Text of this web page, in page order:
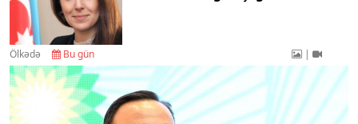
Ölkədə Bu gün |